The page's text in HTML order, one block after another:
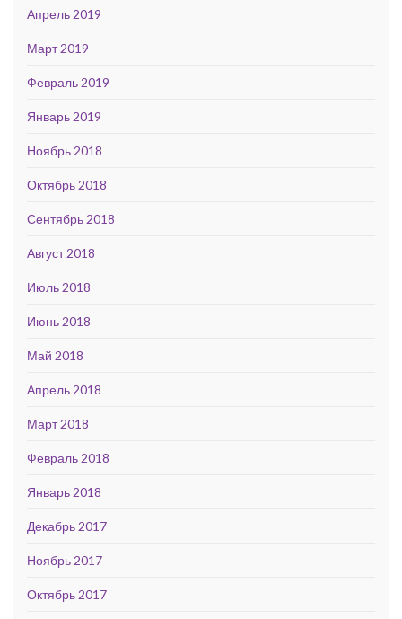
Апрель 2019
Март 2019
Февраль 2019
Январь 2019
Ноябрь 2018
Октябрь 2018
Сентябрь 2018
Август 2018
Июль 2018
Июнь 2018
Май 2018
Апрель 2018
Март 2018
Февраль 2018
Январь 2018
Декабрь 2017
Ноябрь 2017
Октябрь 2017